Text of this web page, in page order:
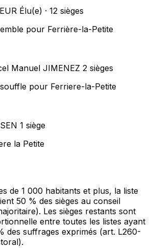
Élu(e) · 12 sièges
pour Ferrière-la-Petite
Manuel JIMENEZ 2 sièges
pour Ferriere-la-Petite
1 siège
la Petite
de 1 000 habitants et plus, la liste
50 % des sièges au conseil
Les sièges restants sont
entre toutes les listes ayant
des suffrages exprimés (art. L260-